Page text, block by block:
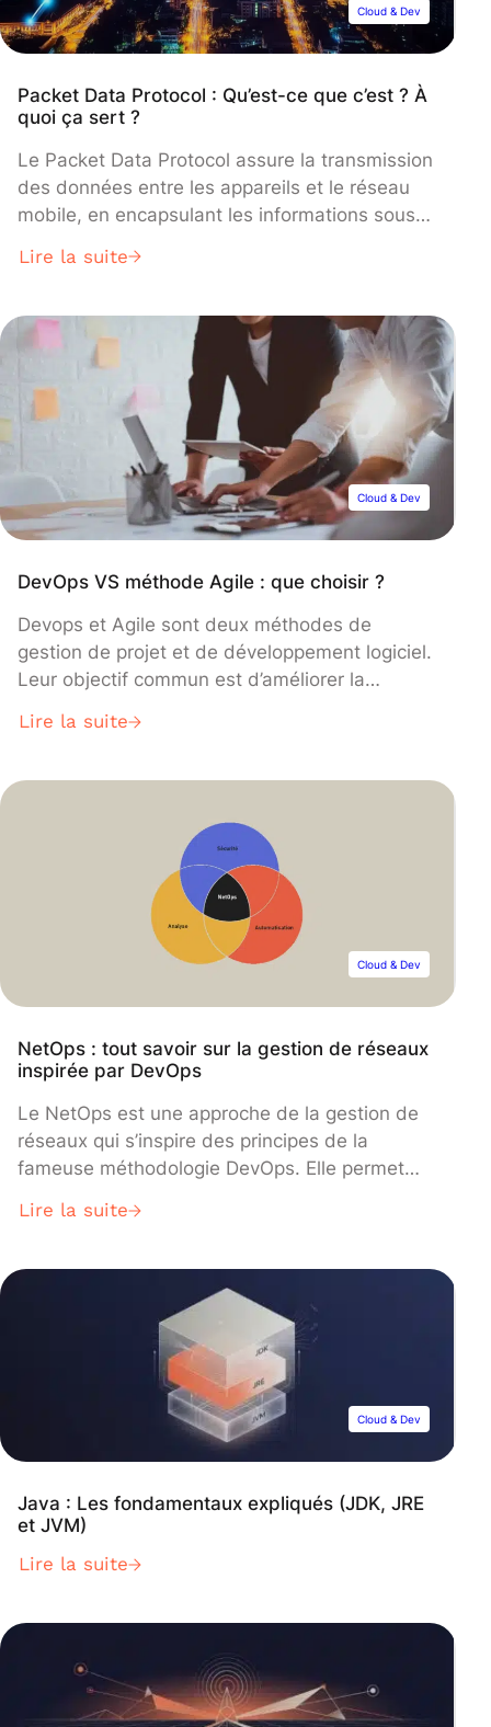
Cloud & Dev
Packet Data Protocol : Qu’est-ce que c’est ? À
quoi ça sert ?
Le Packet Data Protocol assure la transmission
des données entre les appareils et le réseau
mobile, en encapsulant les informations sous
d’utilisateurs peuvent utiliser internet via leur
utilité, et son évolution à l’ère de la 5G !
Lire la suite
Cloud & Dev
DevOps VS méthode Agile : que choisir ?
Devops et Agile sont deux méthodes de
gestion de projet et de développement logiciel.
Leur objectif commun est d’améliorer la
entreprise est de tirer parti de ces deux
différences de ces deux méthodes ?
Lire la suite
Cloud & Dev
NetOps : tout savoir sur la gestion de réseaux
inspirée par DevOps
Le NetOps est une approche de la gestion de
réseaux qui s’inspire des principes de la
fameuse méthodologie DevOps. Elle permet
compétitif, à l’ère du Software-Defined
réseau. Découvrez tout ce qu’il faut savoir sur
cette pratique, ses avantages, et les
perspectives d’avenir qu’elle offre !
Lire la suite
Cloud & Dev
Java : Les fondamentaux expliqués (JDK, JRE
et JVM)
Lire la suite